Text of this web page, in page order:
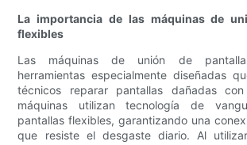
La importancia de las máquinas de
flexibles
Las máquinas de unión de
herramientas especialmente diseñadas
técnicos reparar pantallas dañadas
máquinas utilizan tecnología de
pantallas flexibles, garantizando una
que resiste el desgaste diario. Al